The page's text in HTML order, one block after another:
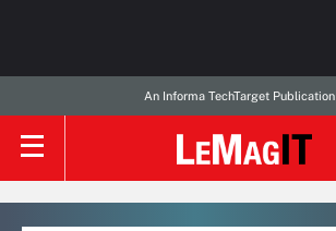
An Informa TechTarget Publication